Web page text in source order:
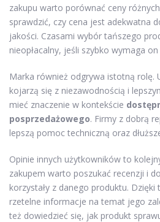
zakupu warto porównać ceny
sprawdzić, czy cena jest adekwatna
jakości. Czasami wybór tańszego
nieopłacalny, jeśli szybko wymaga
Marka również odgrywa istotną rolę.
kojarzą się z niezawodnością i
mieć znaczenie w kontekście
posprzedażowego. Firmy z dobrą
lepszą pomoc techniczną oraz
Opinie innych użytkowników to
zakupem warto poszukać recenzji i
korzystały z danego produktu.
rzetelne informacje na temat jego
też dowiedzieć się, jak produkt